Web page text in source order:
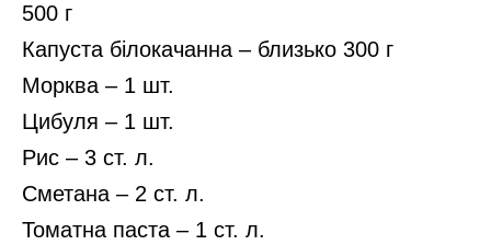
500 г
Капуста білокачанна – близько 300 г
Морква – 1 шт.
Цибуля – 1 шт.
Рис – 3 ст. л.
Сметана – 2 ст. л.
Томатна паста – 1 ст. л.